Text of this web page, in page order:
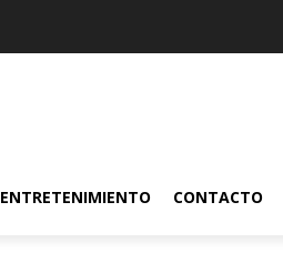
ENTRETENIMIENTO CONTACTO